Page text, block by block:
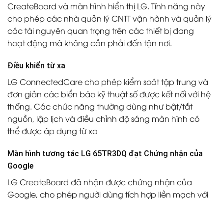
CreateBoard và màn hình hiển thị LG. Tính năng này
cho phép các nhà quản lý CNTT vận hành và quản lý
các tài nguyên quan trọng trên các thiết bị đang
hoạt động mà không cần phải đến tận nơi.
Điều khiển từ xa
LG ConnectedCare cho phép kiểm soát tập trung và
đơn giản các biển báo kỹ thuật số được kết nối với hệ
thống. Các chức năng thường dùng như bật/tắt
nguồn, lập lịch và điều chỉnh độ sáng màn hình có
thể được áp dụng từ xa
Màn hình tương tác LG 65TR3DQ đạt Chứng nhận của
Google
LG CreateBoard đã nhận được chứng nhận của
Google, cho phép người dùng tích hợp liền mạch với